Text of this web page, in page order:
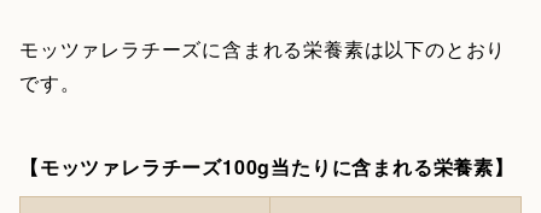
モッツァレラチーズに含まれる栄養素は以下のとおり
です。
【モッツァレラチーズ100g当たりに含まれる栄養素】